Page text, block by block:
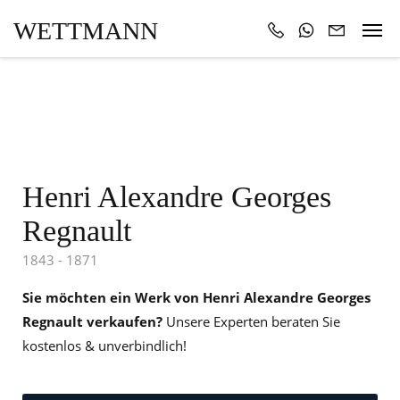
WETTMANN
Henri Alexandre Georges
Regnault
1843 - 1871
Sie möchten ein Werk von Henri Alexandre Georges
Regnault verkaufen? Unsere Experten beraten Sie
kostenlos & unverbindlich!